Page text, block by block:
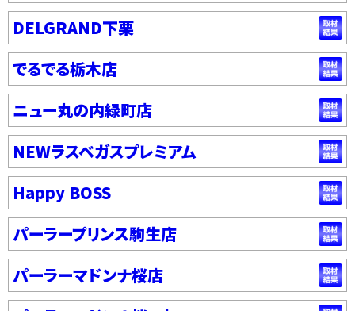
DELGRAND下栗
でるでる栃木店
ニュー丸の内緑町店
NEWラスベガスプレミアム
Happy BOSS
パーラープリンス駒生店
パーラーマドンナ桜店